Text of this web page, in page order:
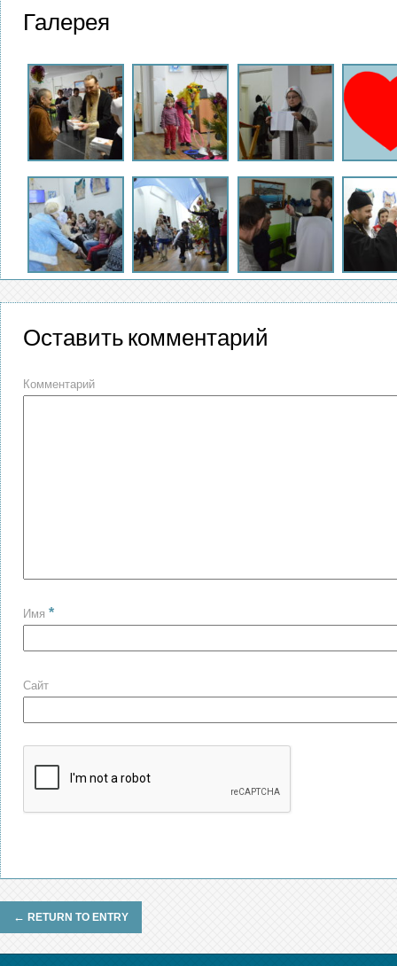
Галерея
Оставить комментарий
Комментарий
Имя *
Сайт
← RETURN TO ENTRY